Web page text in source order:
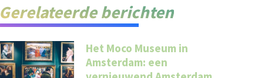
Gerelateerde berichten
Het Moco Museum in
Amsterdam: een